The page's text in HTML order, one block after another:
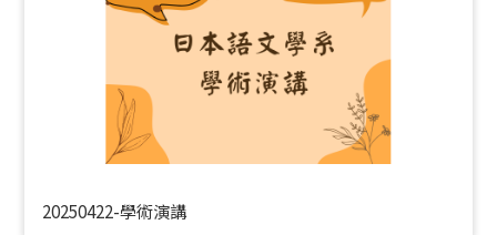
20250422-學術演講